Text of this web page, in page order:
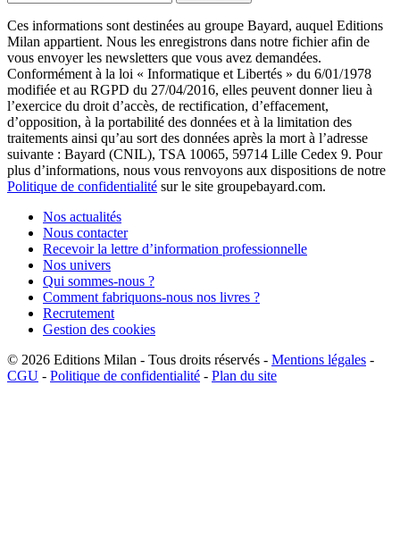
Ces informations sont destinées au groupe Bayard, auquel Editions
Milan appartient. Nous les enregistrons dans notre fichier afin de
vous envoyer les newsletters que vous avez demandées.
Conformément à la loi « Informatique et Libertés » du 6/01/1978
modifiée et au RGPD du 27/04/2016, elles peuvent donner lieu à
l’exercice du droit d’accès, de rectification, d’effacement,
d’opposition, à la portabilité des données et à la limitation des
traitements ainsi qu’au sort des données après la mort à l’adresse
suivante : Bayard (CNIL), TSA 10065, 59714 Lille Cedex 9. Pour
plus d’informations, nous vous renvoyons aux dispositions de notre
Politique de confidentialité sur le site groupebayard.com.
Nos actualités
Nous contacter
Recevoir la lettre d’information professionnelle
Nos univers
Qui sommes-nous ?
Comment fabriquons-nous nos livres ?
Recrutement
Gestion des cookies
© 2026 Editions Milan - Tous droits réservés - Mentions légales -
CGU - Politique de confidentialité - Plan du site